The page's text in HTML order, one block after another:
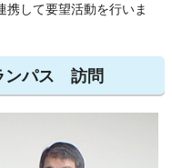
携して要望活動を行いま
ンパス 訪問